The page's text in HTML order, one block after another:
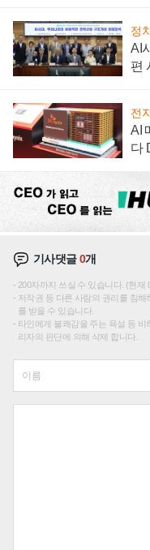
정
AI
편
전
AI
다
기사댓글0개
200자까지 쓰실 수 있습니다. (현재
저작권 등 다른 사람의 권리를 침
를 받을 수 있습니다.
타인에게 불쾌감을 주는 욕설 등
리자의 판단에 의해 삭제 합니다.